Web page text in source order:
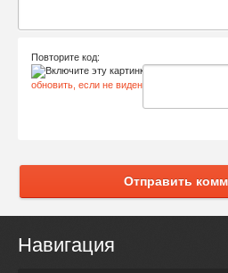
Повторите код:
обновить, если не виден код
Отправить
Навигация